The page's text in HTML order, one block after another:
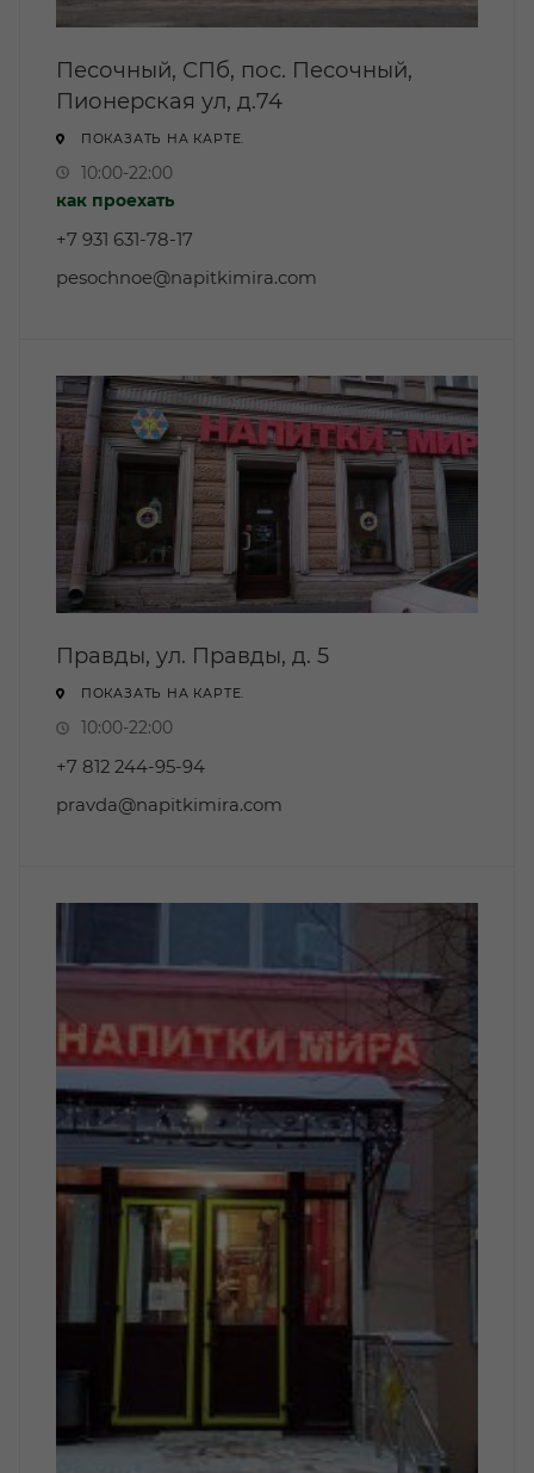
Песочный, СПб, пос. Песочный,
Пионерская ул, д.74
ПОКАЗАТЬ НА КАРТЕ.
10:00-22:00
как проехать
‎+7 931 631-78-17
pesochnoe@napitkimira.com
Правды, ул. Правды, д. 5
ПОКАЗАТЬ НА КАРТЕ.
10:00-22:00
+7 812 244-95-94
pravda@napitkimira.com